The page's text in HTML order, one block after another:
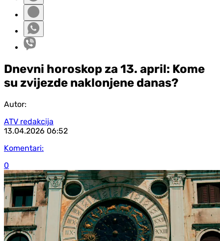
Dnevni horoskop za 13. april: Kome
su zvijezde naklonjene danas?
Autor:
ATV redakcija
13.04.2026 06:52
Komentari:
0